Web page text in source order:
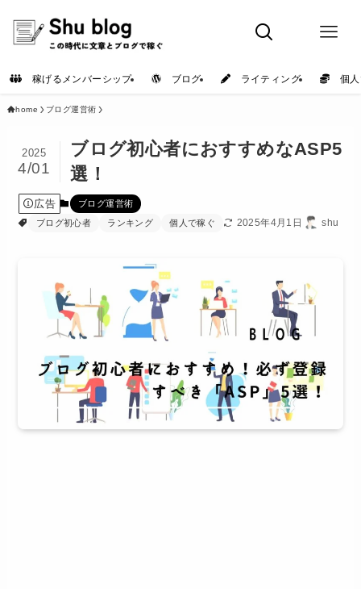
稼げるメンバーシップ ブログ ライティング 個人
home ブログ運営術
ブログ初心者におすすめなASP5
選！
2025
4/01
広告
ブログ運営術
ブログ初心者
ランキング 個人で稼ぐ 2025年4月1日 shu